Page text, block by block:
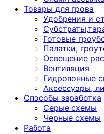
Товары для грова
Удобрения и
Готовые
Палатки,
Освещение
Вентиляция
Гидропонные
Аксессуары,
Способы заработка
Серые схемы
Черные схемы
Работа